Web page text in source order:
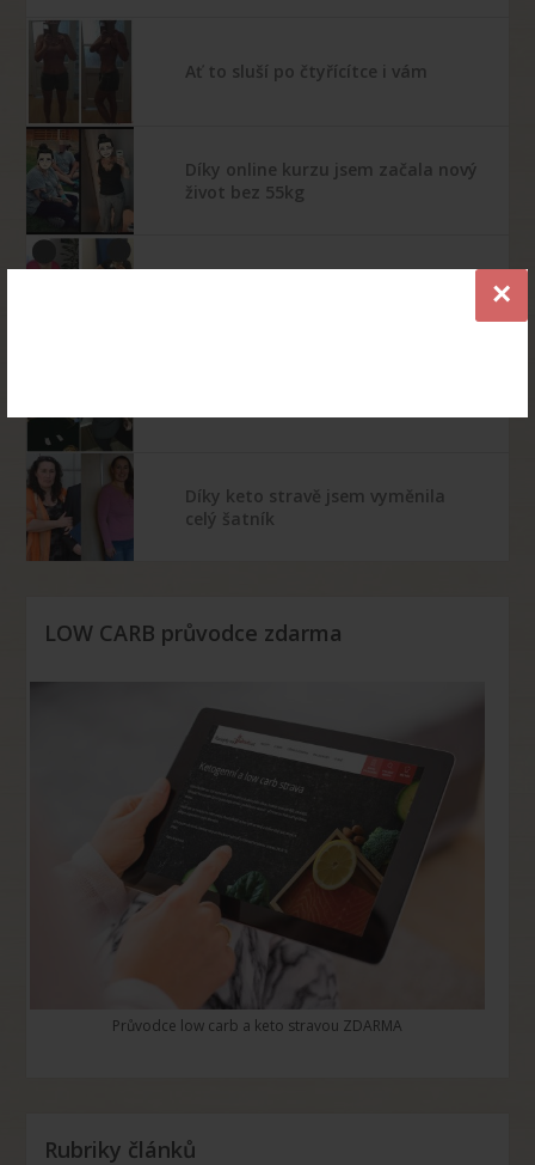
×
Ať to sluší po čtyřícítce i vám
Díky online kurzu jsem začala nový
život bez 55kg
Díky keto stravě jsem vyměnila
celý šatník
LOW CARB průvodce zdarma
Průvodce low carb a keto stravou ZDARMA
Rubriky článků